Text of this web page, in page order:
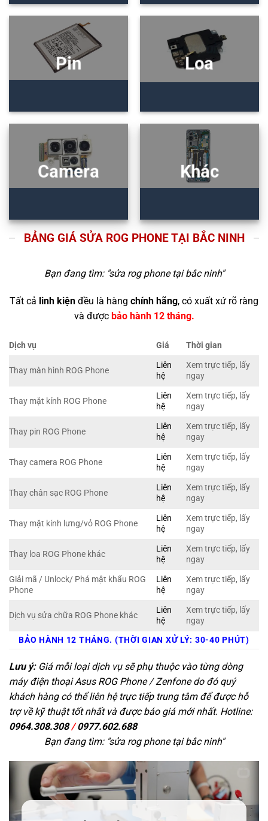
Pin Loa
Camera Khác
BẢNG GIÁ SỬA ROG PHONE TẠI BẮC NINH
Bạn đang tìm: "sửa rog phone tại bắc ninh"
Tất cả linh kiện đều là hàng chính hãng, có xuất xứ rõ ràng
và được bảo hành 12 tháng.
Dịch vụ Giá Thời gian
Thay màn hình ROG Phone
Liên
hệ
Xem trực tiếp, lấy
ngay
Thay mặt kính ROG Phone
Liên
hệ
Xem trực tiếp, lấy
ngay
Thay pin ROG Phone
Liên
hệ
Xem trực tiếp, lấy
ngay
Thay camera ROG Phone
Liên
hệ
Xem trực tiếp, lấy
ngay
Thay chân sạc ROG Phone
Liên
hệ
Xem trực tiếp, lấy
ngay
Thay mặt kính lưng/vỏ ROG Phone
Liên
hệ
Xem trực tiếp, lấy
ngay
Thay loa ROG Phone khác
Liên
hệ
Xem trực tiếp, lấy
ngay
Giải mã / Unlock/ Phá mật khẩu ROG
Phone
Liên
hệ
Xem trực tiếp, lấy
ngay
Dịch vụ sửa chữa ROG Phone khác
Liên
hệ
Xem trực tiếp, lấy
ngay
BẢO HÀNH 12 THÁNG. (THỜI GIAN XỬ LÝ: 30-40 PHÚT)
Lưu ý:Giá mỗi loại dịch vụ sẽ phụ thuộc vào từng dòng
máy điện thoại Asus ROG Phone / Zenfone do đó quý
khách hàng có thể liên hệ trực tiếp trung tâm để được hỗ
trợ về kỹ thuật tốt nhất và được báo giá mới nhất. Hotline:
0964.308.308/0977.602.688
Bạn đang tìm: "sửa rog phone tại bắc ninh"